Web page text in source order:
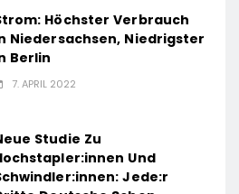
Höchster Verbrauch
Niedersachsen, Niedrigster
Berlin
7. APRIL 2022
Studie Zu
Und
Jede:r